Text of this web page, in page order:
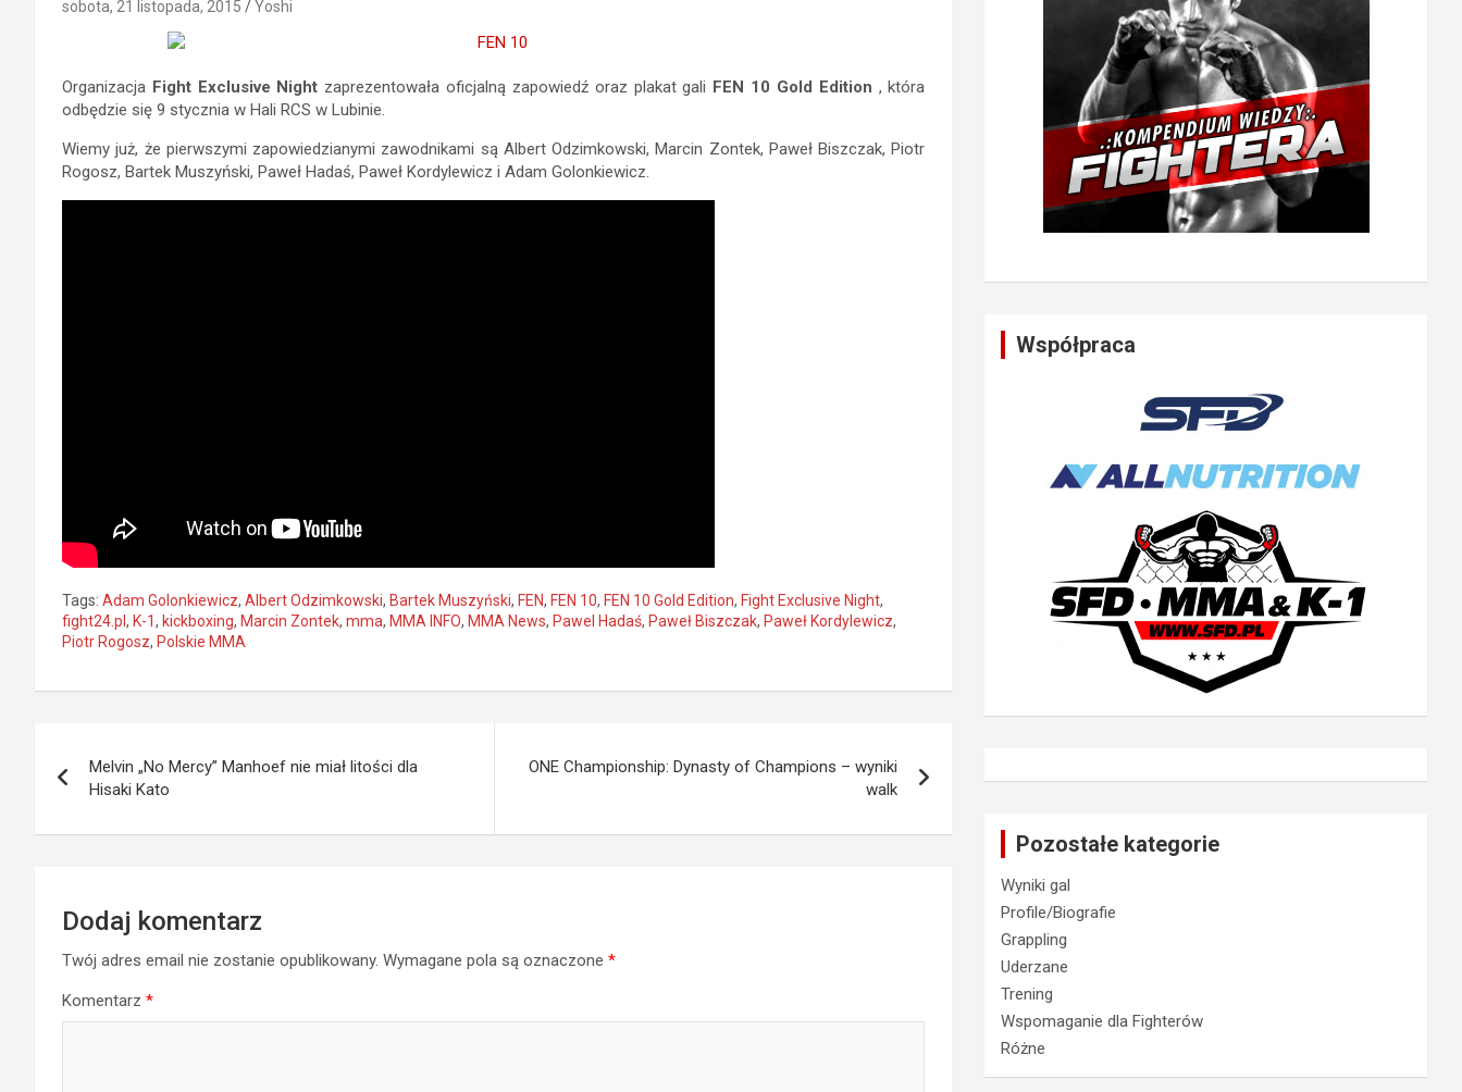
sobota, 21 listopada, 2015 Yoshi
Organizacja Fight Exclusive Night zaprezentowała oficjalną zapowiedź oraz plakat gali FEN 10 Gold Edition , która
odbędzie się 9 stycznia w Hali RCS w Lubinie.
Wiemy już, że pierwszymi zapowiedzianymi zawodnikami są Albert Odzimkowski, Marcin Zontek, Paweł Biszczak, Piotr
Rogosz, Bartek Muszyński, Paweł Hadaś, Paweł Kordylewicz i Adam Golonkiewicz.
Tags: Adam Golonkiewicz, Albert Odzimkowski, Bartek Muszyński, FEN, FEN 10, FEN 10 Gold Edition, Fight Exclusive Night,
fight24.pl , K-1, kickboxing, Marcin Zontek, mma, MMA INFO, MMA News, Pawel Hadaś, Paweł Biszczak, Paweł Kordylewicz,
Piotr Rogosz, Polskie MMA
wpisu
Melvin „No Mercy” Manhoef nie miał litości dla
Hisaki Kato
ONE Championship: Dynasty of Champions – wyniki
walk
Dodaj komentarz
Twój adres email nie zostanie opublikowany. Wymagane pola są oznaczone *
Komentarz *
Współpraca
Pozostałe kategorie
Wyniki gal
Profile/Biografie
Grappling
Uderzane
Trening
Wspomaganie dla Fighterów
Różne